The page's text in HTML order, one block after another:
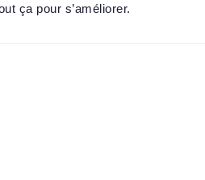
ça pour s’améliorer.